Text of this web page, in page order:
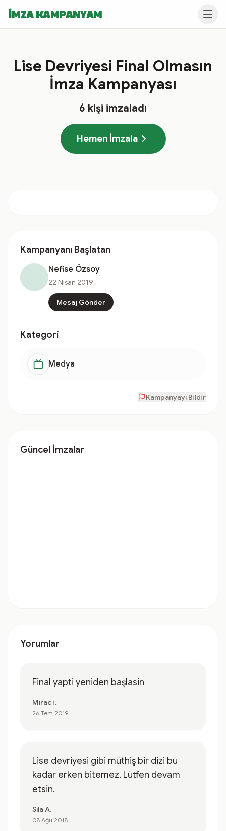
İMZA KAMPANYAM
Lise Devriyesi Final Olmasın
İmza Kampanyası
6 kişi imzaladı
Hemen İmzala
Kampanyanı Başlatan
Nefise Özsoy
22 Nisan 2019
Mesaj Gönder
Kategori
Medya
Kampanyayı Bildir
Güncel İmzalar
Yorumlar
Final yapti yeniden başlasin
Mirac i.
26 Tem 2019
Lise devriyesi gibi müthiş bir dizi bu
kadar erken bitemez. Lütfen devam
etsin.
Sıla A.
08 Ağu 2018